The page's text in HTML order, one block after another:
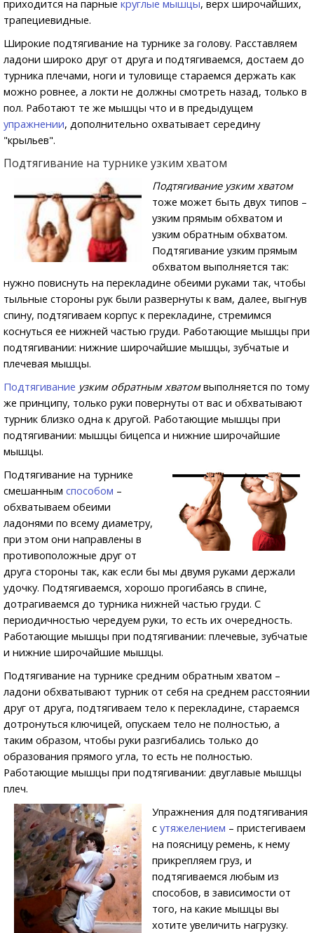
приходится на парные круглые мышцы, верх широчайших,
трапециевидные.
Широкие подтягивание на турнике за голову. Расставляем
ладони широко друг от друга и подтягиваемся, достаем до
турника плечами, ноги и туловище стараемся держать как
можно ровнее, а локти не должны смотреть назад, только в
пол. Работают те же мышцы что и в предыдущем
упражнении, дополнительно охватывает середину
"крыльев".
Подтягивание на турнике узким хватом
Подтягивание узким хватом
тоже может быть двух типов –
узким прямым обхватом и
узким обратным обхватом.
Подтягивание узким прямым
обхватом выполняется так:
нужно повиснуть на перекладине обеими руками так, чтобы
тыльные стороны рук были развернуты к вам, далее, выгнув
спину, подтягиваем корпус к перекладине, стремимся
коснуться ее нижней частью груди. Работающие мышцы при
подтягивании: нижние широчайшие мышцы, зубчатые и
плечевая мышцы.
Подтягивание узким обратным хватомвыполняется по тому
же принципу, только руки повернуты от вас и обхватывают
турник близко одна к другой. Работающие мышцы при
подтягивании: мышцы бицепса и нижние широчайшие
мышцы.
Подтягивание на турнике
смешанным способом –
обхватываем обеими
ладонями по всему диаметру,
при этом они направлены в
противоположные друг от
друга стороны так, как если бы мы двумя руками держали
удочку. Подтягиваемся, хорошо прогибаясь в спине,
дотрагиваемся до турника нижней частью груди. С
периодичностью чередуем руки, то есть их очередность.
Работающие мышцы при подтягивании: плечевые, зубчатые
и нижние широчайшие мышцы.
Подтягивание на турнике средним обратным хватом –
ладони обхватывают турник от себя на среднем расстоянии
друг от друга, подтягиваем тело к перекладине, стараемся
дотронуться ключицей, опускаем тело не полностью, а
таким образом, чтобы руки разгибались только до
образования прямого угла, то есть не полностью.
Работающие мышцы при подтягивании: двуглавые мышцы
плеч.
Упражнения для подтягивания
с утяжелением – пристегиваем
на поясницу ремень, к нему
прикрепляем груз, и
подтягиваемся любым из
способов, в зависимости от
того, на какие мышцы вы
хотите увеличить нагрузку.